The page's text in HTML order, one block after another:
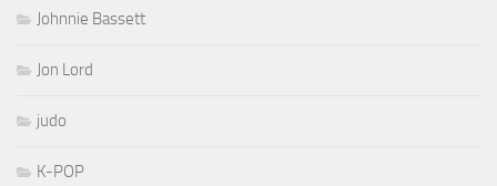
Johnnie Bassett
Jon Lord
judo
K-POP